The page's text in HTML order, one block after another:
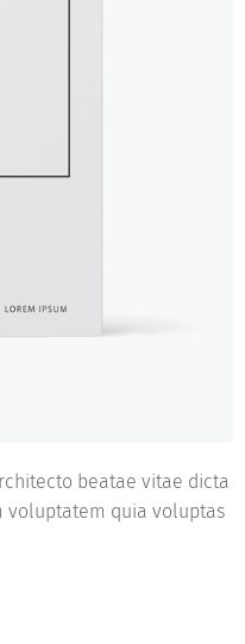
beatae vitae dicta
voluptatem quia voluptas